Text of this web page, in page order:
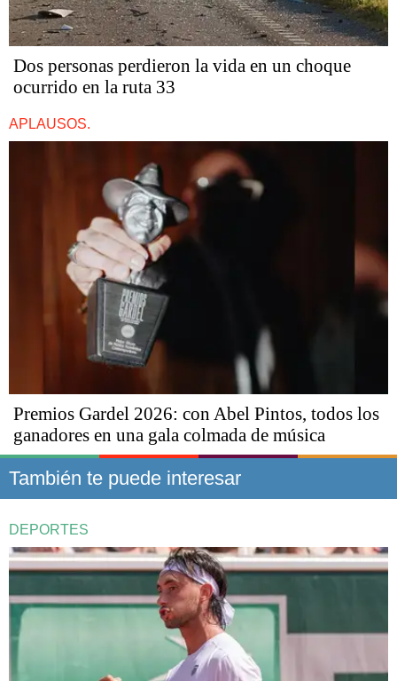
Dos personas perdieron la vida en un choque
ocurrido en la ruta 33
APLAUSOS.
Premios Gardel 2026: con Abel Pintos, todos los
ganadores en una gala colmada de música
También te puede interesar
DEPORTES